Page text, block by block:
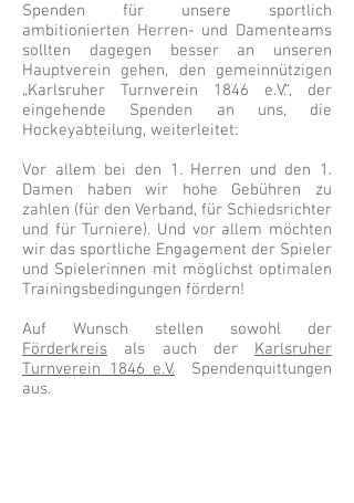
Spenden für unsere sportlich
ambitionierten Herren- und Damenteams
sollten dagegen besser an unseren
Hauptverein gehen, den gemeinnützigen
„Karlsruher Turnverein 1846 e.V.“, der
eingehende Spenden an uns, die
Hockeyabteilung, weiterleitet:
Vor allem bei den 1. Herren und den 1.
Damen haben wir hohe Gebühren zu
zahlen (für den Verband, für Schiedsrichter
und für Turniere). Und vor allem möchten
wir das sportliche Engagement der Spieler
und Spielerinnen mit möglichst optimalen
Trainingsbedingungen fördern!
Auf Wunsch stellen sowohl der
Förderkreis als auch der Karlsruher
Turnverein 1846 e.V. Spendenquittungen
aus.